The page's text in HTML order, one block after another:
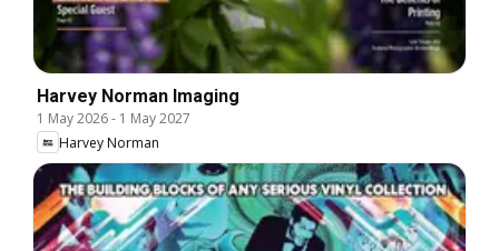
Harvey Norman Imaging
1 May 2026- 1 May 2027
Harvey Norman